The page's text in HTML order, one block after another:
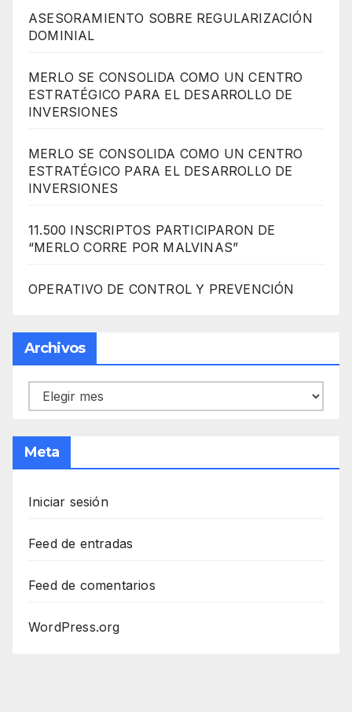
ASESORAMIENTO SOBRE REGULARIZACIÓN
DOMINIAL
MERLO SE CONSOLIDA COMO UN CENTRO
ESTRATÉGICO PARA EL DESARROLLO DE
INVERSIONES
MERLO SE CONSOLIDA COMO UN CENTRO
ESTRATÉGICO PARA EL DESARROLLO DE
INVERSIONES
11.500 INSCRIPTOS PARTICIPARON DE
“MERLO CORRE POR MALVINAS”
OPERATIVO DE CONTROL Y PREVENCIÓN
Archivos
Archivos
Meta
Iniciar sesión
Feed de entradas
Feed de comentarios
WordPress.org